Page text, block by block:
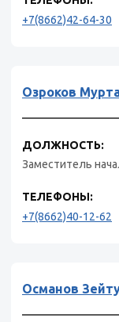
+7(8662)42-64-30
Озроков
ДОЛЖНОСТЬ:
Заместитель
ТЕЛЕФОНЫ:
+7(8662)40-12-62
Османов